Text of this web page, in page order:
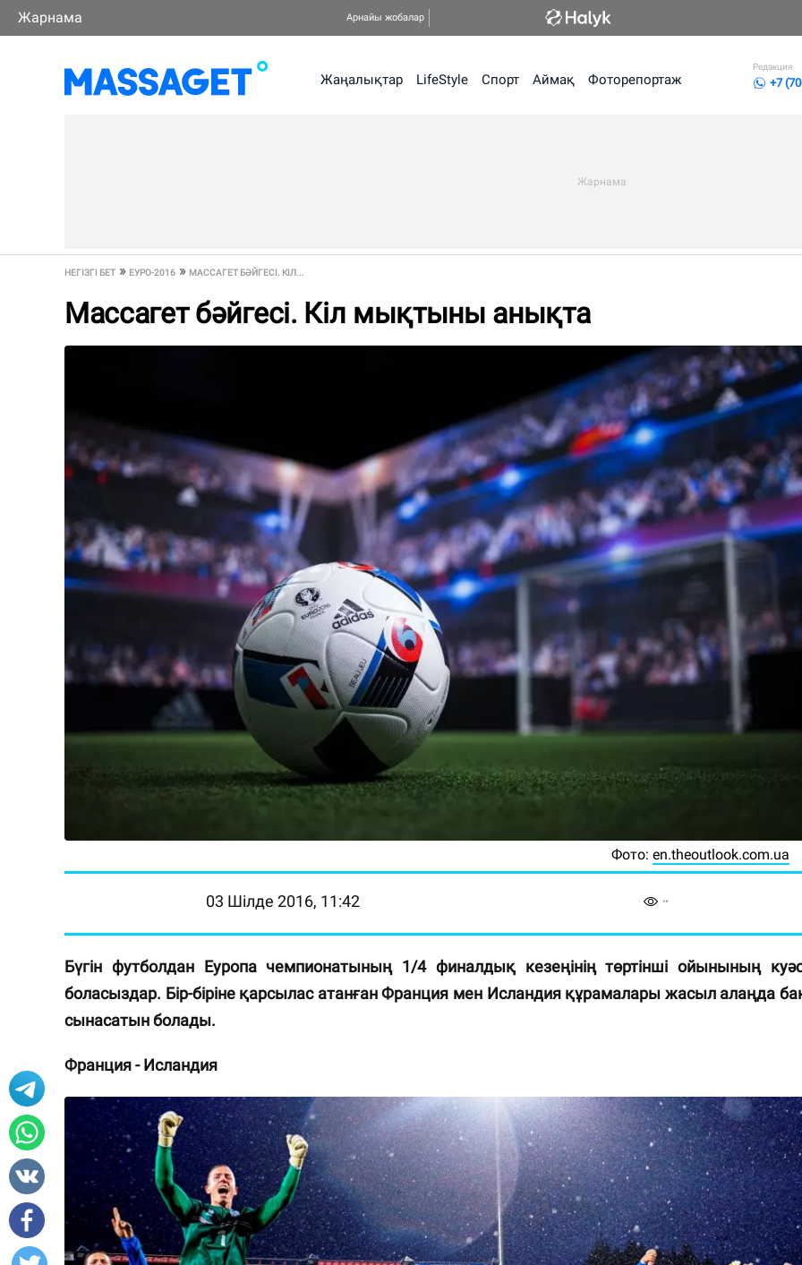
Жарнама Арнайы жобалар
Жаңалықтар LifeStyle Спорт Аймақ Фоторепортаж
Редакция
+7
НЕГІЗГІ БЕТ ЕУРО-2016 МАССАГЕТ БӘЙГЕСІ. КІЛ...
Массагет бәйгесі. Кіл мықтыны анықта
Фото: en.theoutlook.com.ua
03 Шілде 2016, 11:42
Бүгін футболдан Еуропа чемпионатының 1/4 финалдық кезеңінің төртінші ойынының
боласыздар. Бір-біріне қарсылас атанғанФранция мен Исландия құрамалары жасыл алаңда
сынасатын болады.
Франция - Исландия